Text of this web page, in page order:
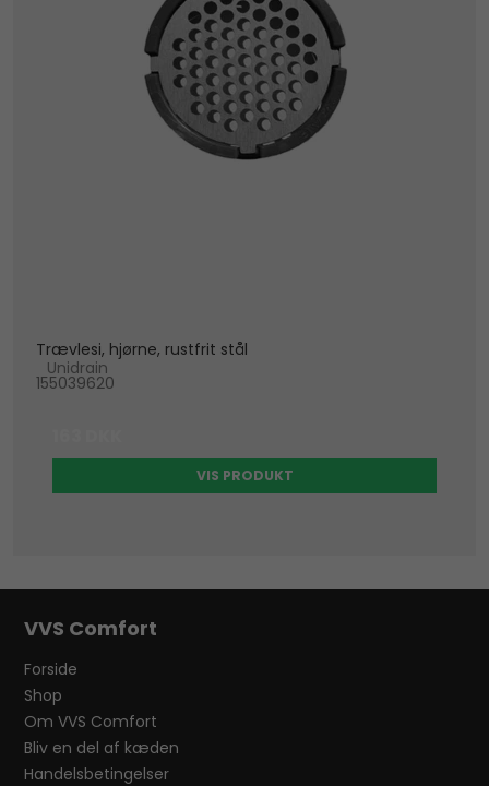
Trævlesi, hjørne, rustfrit stål
Unidrain
155039620
VIS PRODUKT
VVS Comfort
Forside
Shop
Om VVS Comfort
Bliv en del af kæden
Handelsbetingelser